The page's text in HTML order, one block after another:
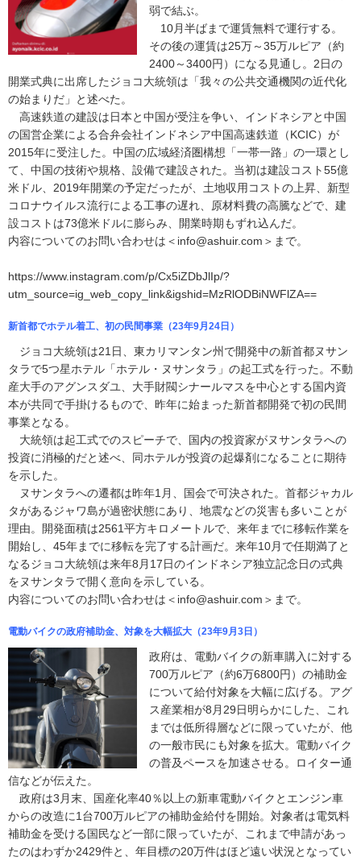
弱で結ぶ。
10月半ばまで運賃無料で運行する。
その後の運賃は25万～35万ルピア（約
2400～3400円）になる見通し。2日の
開業式典に出席したジョコ大統領は「我々の公共交通機関の近代化
の始まりだ」と述べた。
高速鉄道の建設は日本と中国が受注を争い、インドネシアと中国
の国営企業による合弁会社インドネシア中国高速鉄道（KCIC）が
2015年に受注した。中国の広域経済圏構想「一帯一路」の一環とし
て、中国の技術や規格、設備で建設された。当初は建設コスト55億
米ドル、2019年開業の予定だったが、土地収用コストの上昇、新型
コロナウイルス流行による工事の遅れ、原材料費の高騰などで、建
設コストは73億米ドルに膨らみ、開業時期もずれ込んだ。
内容についてのお問い合わせは＜info@ashuir.com＞まで。
https://www.instagram.com/p/Cx5iZDbJlIp/?
utm_source=ig_web_copy_link&igshid=MzRlODBiNWFlZA==
新首都でホテル着工、初の民間事業（23年9月24日）
ジョコ大統領は21日、東カリマンタン州で開発中の新首都ヌサン
タラで5つ星ホテル「ホテル・ヌサンタラ」の起工式を行った。不動
産大手のアグンスダユ、大手財閥シナールマスを中心とする国内資
本が共同で手掛けるもので、昨年に始まった新首都開発で初の民間
事業となる。
大統領は起工式でのスピーチで、国内の投資家がヌサンタラへの
投資に消極的だと述べ、同ホテルが投資の起爆剤になることに期待
を示した。
ヌサンタラへの遷都は昨年1月、国会で可決された。首都ジャカル
タがあるジャワ島が過密状態にあり、地震などの災害も多いことが
理由。開発面積は2561平方キロメートルで、来年までに移転作業を
開始し、45年までに移転を完了する計画だ。来年10月で任期満了と
なるジョコ大統領は来年8月17日のインドネシア独立記念日の式典
をヌサンタラで開く意向を示している。
内容についてのお問い合わせは＜info@ashuir.com＞まで。
電動バイクの政府補助金、対象を大幅拡大（23年9月3日）
政府は、電動バイクの新車購入に対する
700万ルピア（約6万6800円）の補助金
について給付対象を大幅に広げる。アグ
ス産業相が8月29日明らかにした、これ
までは低所得層などに限っていたが、他
の一般市民にも対象を拡大。電動バイク
の普及ペースを加速させる。ロイター通
信などが伝えた。
政府は3月末、国産化率40％以上の新車電動バイクとエンジン車
からの改造に1台700万ルピアの補助金給付を開始。対象者は電気料
補助金を受ける国民など一部に限っていたが、これまで申請があっ
たのはわずか2429件と、年目標の20万件はほど遠い状況となってい